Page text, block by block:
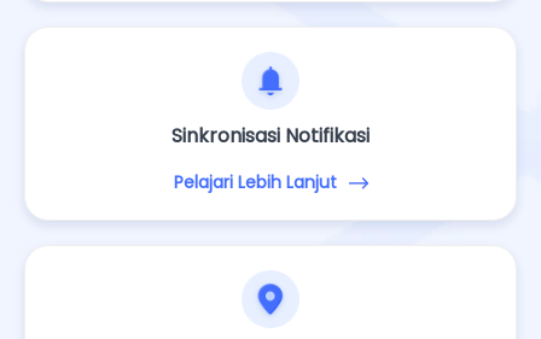
Sinkronisasi Notifikasi
Pelajari Lebih Lanjut